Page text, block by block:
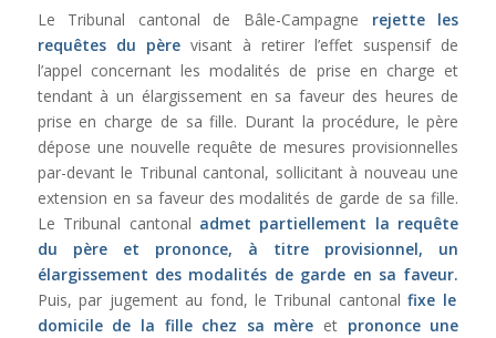
Le Tribunal cantonal de Bâle-Campagne rejette les
requêtes du père visant à retirer l’effet suspensif de
l’appel concernant les modalités de prise en charge et
tendant à un élargissement en sa faveur des heures de
prise en charge de sa fille. Durant la procédure, le père
dépose une nouvelle requête de mesures provisionnelles
par-devant le Tribunal cantonal, sollicitant à nouveau une
extension en sa faveur des modalités de garde de sa fille.
Le Tribunal cantonal admet partiellement la requête
du père et prononce, à titre provisionnel, un
élargissement des modalités de garde en sa faveur.
Puis, par jugement au fond, le Tribunal cantonalfixe le
domicile de la fille chez sa mère et prononce une